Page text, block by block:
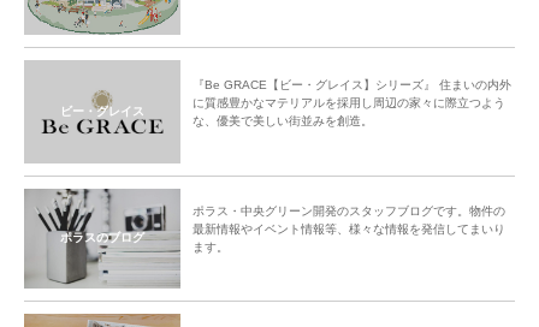
ビー・グレイス
『Be GRACE【ビー・グレイス】シリーズ』 住まいの内外
に質感豊かなマテリアルを採用し周辺の家々に際立つよう
な、優美で美しい街並みを創造。
ポラスのブログ
ポラス・中央グリーン開発のスタッフブログです。物件の
最新情報やイベント情報等、様々な情報を発信してまいり
ます。